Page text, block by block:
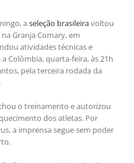
a seleção brasileiravoltou
Granja Comary, em
atividades técnicas e
Colômbia, quarta-feira, às 21h
pela terceira rodada da
.
o treinamento e autorizou
dos atletas. Por
a imprensa segue sem poder